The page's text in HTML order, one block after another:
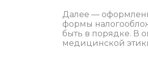
Далее —
формы
быть в порядке. В
медицинской